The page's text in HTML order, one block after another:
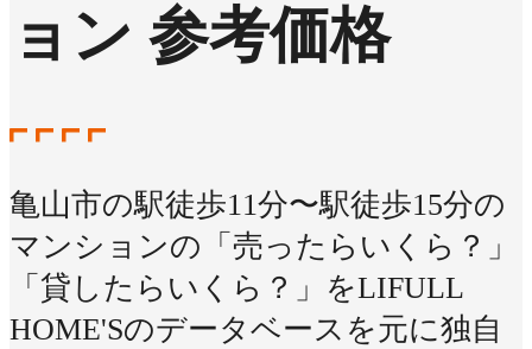
ョン 参考価格
亀山市の駅徒歩11分〜駅徒歩15分の
マンションの「売ったらいくら？」
「貸したらいくら？」をLIFULL
HOME'Sのデータベースを元に独自